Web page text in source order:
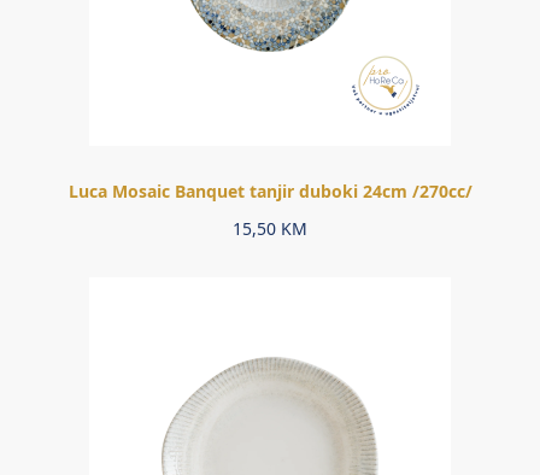
Luca Mosaic Banquet tanjir duboki 24cm /270cc/
15,50 KM